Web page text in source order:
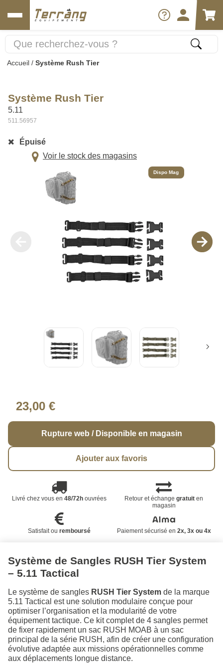
Accueil / Système Rush Tier
Système Rush Tier
5.11
511.56957
Épuisé
Voir le stock des magasins
Dispo Mag
23,00 €
Rupture web / Disponible en magasin
Ajouter aux favoris
Livré chez vous en 48/72houvrées Retour et échangegratuit en
magasin
Satisfait ou remboursé Paiement sécurisé en 2x, 3x ou 4x
Système de Sangles RUSH Tier System
– 5.11 Tactical
Le système de sangles RUSH Tier System de la marque
5.11 Tactical est une solution modulaire conçue pour
optimiser l’organisation et la modularité de votre
équipement tactique. Ce kit complet de 4 sangles permet
de fixer rapidement un sac RUSH MOAB à un sac
principal de la série RUSH, afin de créer une configuration
évolutive adaptée aux missions opérationnelles comme
aux déplacements longue distance.